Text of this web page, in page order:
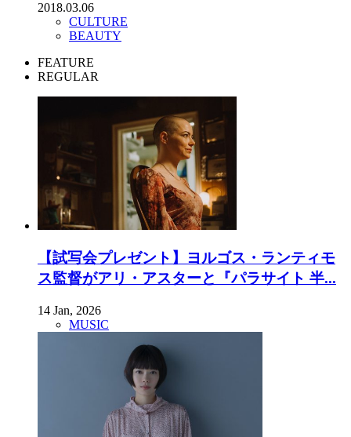
2018.03.06
CULTURE
BEAUTY
FEATURE
REGULAR
【試写会プレゼント】ヨルゴス・ランティモ
ス監督がアリ・アスターと『パラサイト 半...
14 Jan, 2026
MUSIC